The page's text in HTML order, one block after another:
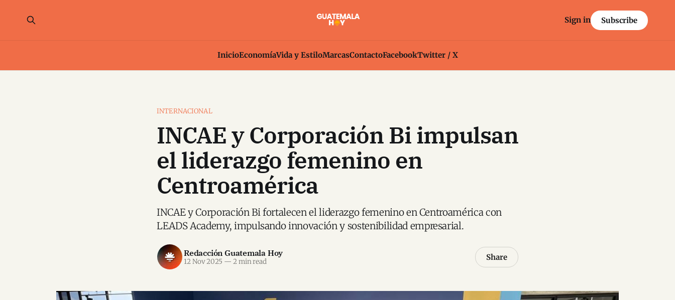
InicioEconomíaVida y EstiloMarcasContactoFacebookTwitter / X
Sign in Subscribe
INTERNACIONAL
INCAE y Corporación Bi impulsan
el liderazgo femenino en
Centroamérica
INCAE y Corporación Bi fortalecen el liderazgo femenino en Centroamérica con
LEADS Academy, impulsando innovación y sostenibilidad empresarial.
Redacción Guatemala Hoy
12 Nov 2025 — 2 min read Share